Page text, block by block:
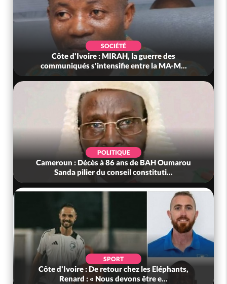
SOCIÉTÉ
Côte d'Ivoire : MIRAH, la guerre des
communiqués s'intensifie entre la MA-M...
POLITIQUE
Cameroun : Décès à 86 ans de BAH Oumarou
Sanda pilier du conseil constituti...
SPORT
Côte d'Ivoire : De retour chez les Eléphants,
Renard : « Nous devons être e...